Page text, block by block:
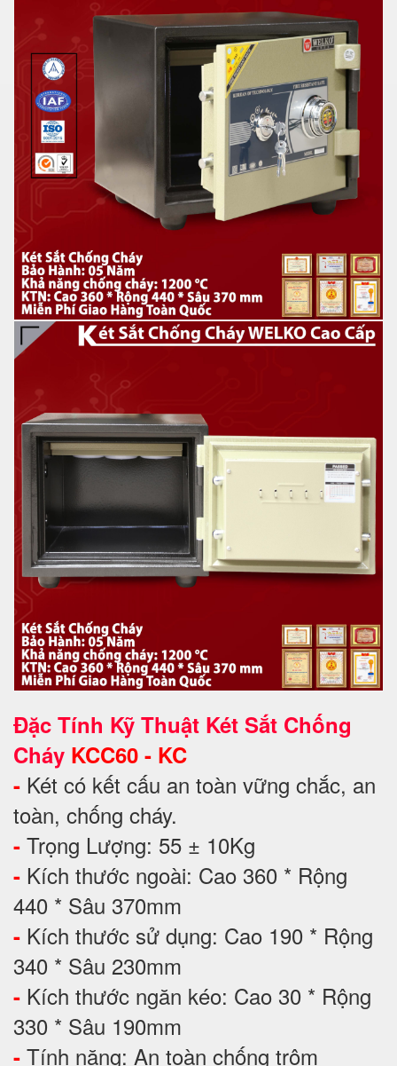
Đặc Tính Kỹ Thuật Két Sắt Chống
Cháy KCC60 - KC
- Két có kết cấu an toàn vững chắc, an
toàn, chống cháy.
- Trọng Lượng: 55 ± 10Kg
- Kích thước ngoài: Cao 360 * Rộng
440 * Sâu 370mm
- Kích thước sử dụng: Cao 190 * Rộng
340 * Sâu 230mm
- Kích thước ngăn kéo: Cao 30 * Rộng
330 * Sâu 190mm
- Tính năng: An toàn chống trộm